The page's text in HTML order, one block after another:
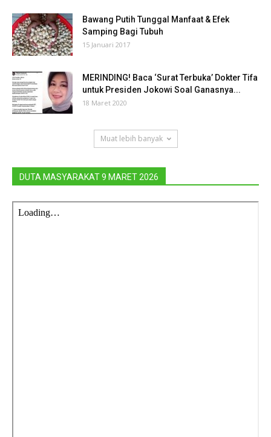
Bawang Putih Tunggal Manfaat & Efek
Samping Bagi Tubuh
15 Januari 2017
MERINDING! Baca ‘Surat Terbuka’ Dokter Tifa
untuk Presiden Jokowi Soal Ganasnya...
18 Maret 2020
Muat lebih banyak
DUTA MASYARAKAT 9 MARET 2026